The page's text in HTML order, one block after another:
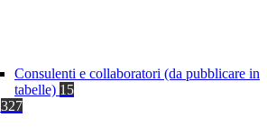
Consulenti e collaboratori (da pubblicare in
tabelle) 15
327